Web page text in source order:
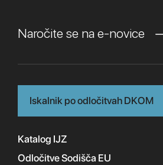
Naročite se na e-novice
Iskalnik po odločitvah DKOM
Katalog IJZ
Odločitve Sodišča EU